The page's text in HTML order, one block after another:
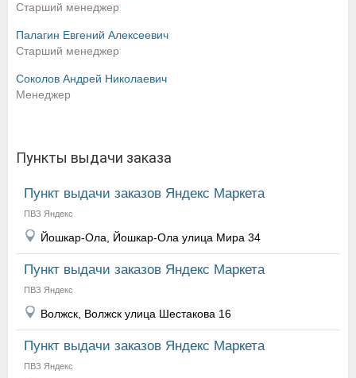
Старший менеджер
Палагин Евгений Алексеевич
Старший менеджер
Соколов Андрей Николаевич
Менеджер
Пункты выдачи заказа
Пункт выдачи заказов Яндекс Маркета
ПВЗ Яндекс
Йошкар-Ола, Йошкар-Ола улица Мира 34
Пункт выдачи заказов Яндекс Маркета
ПВЗ Яндекс
Волжск, Волжск улица Шестакова 16
Пункт выдачи заказов Яндекс Маркета
ПВЗ Яндекс